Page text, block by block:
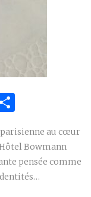
parisienne au cœur
Bowmann
pensée comme